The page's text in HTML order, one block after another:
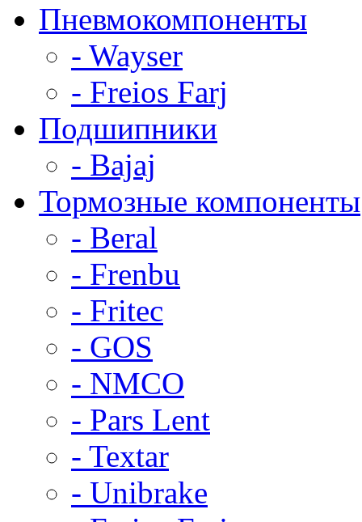
Пневмокомпоненты
- Wayser
- Freios Farj
Подшипники
- Bajaj
Тормозные компоненты
- Beral
- Frenbu
- Fritec
- GOS
- NMCO
- Pars Lent
- Textar
- Unibrake